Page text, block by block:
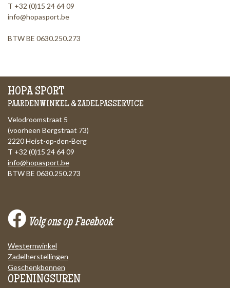
T +32 (0)15 24 64 09
info@hopasport.be
BTW BE 0630.250.273
HOPA SPORT
PAARDENWINKEL & ZADELPASSERVICE
Velodroomstraat 5
(voorheen Bergstraat 73)
2220 Heist-op-den-Berg
T +32 (0)15 24 64 09
info@hopasport.be
BTW BE 0630.250.273
Volg ons op Facebook
Westernwinkel
Zadelherstellingen
Geschenkbonnen
OPENINGSUREN